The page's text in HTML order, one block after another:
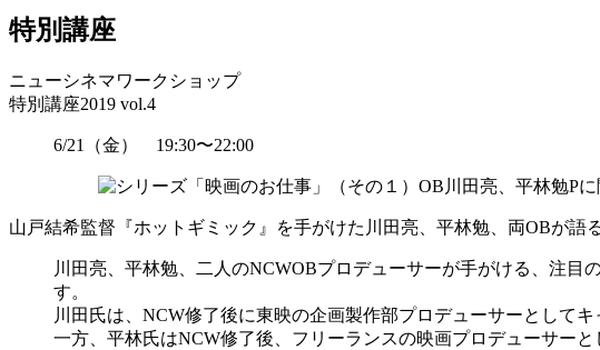
特別講座
ニューシネマワークショップ
特別講座2019 vol.4
6/21（金） 19:30〜22:00
山戸結希監督『ホットギミック』を手がけた川田亮、平林勉、両OBが語
川田亮、平林勉、二人のNCWOBプロデューサーが手がける、注目
す。
川田氏は、NCW修了後に東映の企画製作部プロデューサーとして
一方、平林氏はNCW修了後、フリーランスの映画プロデューサー